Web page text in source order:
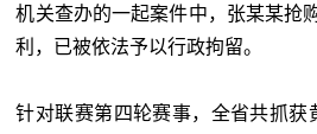
机关查办的一起案件中，张某某抢
利，已被依法予以行政拘留。
针对联赛第四轮赛事，全省共抓获